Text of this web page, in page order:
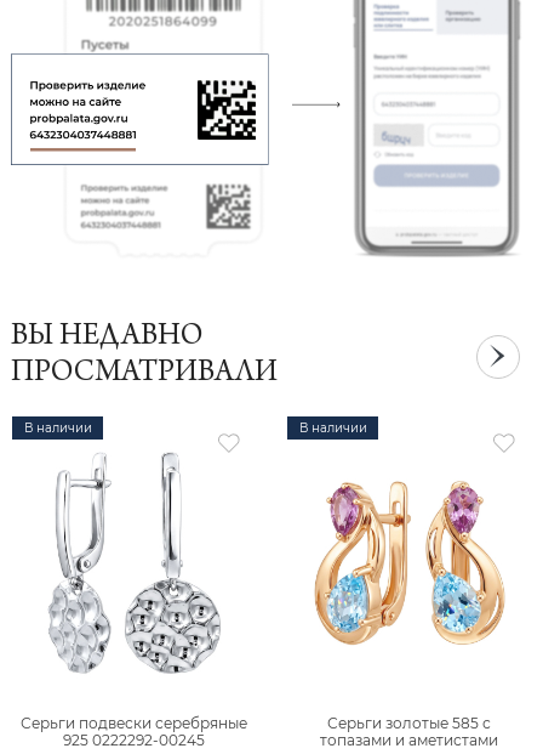
ВЫ НЕДАВНО
ПРОСМАТРИВАЛИ
В наличии
Серьги подвески серебряные
925 0222292-00245
В наличии
Серьги золотые 585 с
топазами и аметистами